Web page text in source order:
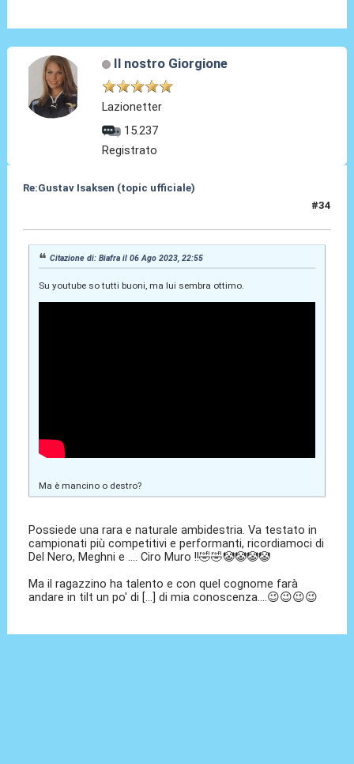
Il nostro Giorgione
Lazionetter
15.237
Registrato
Re:Gustav Isaksen (topic ufficiale)
#34
Citazione di: Biafra il 06 Ago 2023, 22:55
Su youtube so tutti buoni, ma lui sembra ottimo.
Ma è mancino o destro?
Possiede una rara e naturale ambidestria. Va testato in
campionati più competitivi e performanti, ricordiamoci di
Del Nero, Meghni e .... Ciro Muro !!🤣🤣🤡🤡🤡🤡
Ma il ragazzino ha talento e con quel cognome farà
andare in tilt un po' di [...] di mia conoscenza....😉😉😉😉